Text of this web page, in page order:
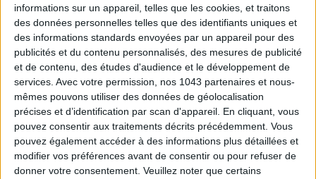
informations sur un appareil, telles que les cookies, et traitons
des données personnelles telles que des identifiants uniques et
des informations standards envoyées par un appareil pour des
publicités et du contenu personnalisés, des mesures de publicité
et de contenu, des études d'audience et le développement de
services. Avec votre permission, nos 1043 partenaires et nous-
mêmes pouvons utiliser des données de géolocalisation
précises et d’identification par scan d'appareil. En cliquant, vous
pouvez consentir aux traitements décrits précédemment. Vous
pouvez également accéder à des informations plus détaillées et
modifier vos préférences avant de consentir ou pour refuser de
donner votre consentement. Veuillez noter que certains
S'INSCRIRE